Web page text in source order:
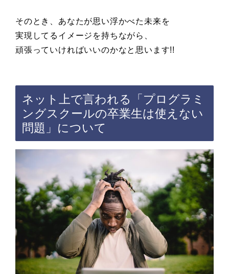
そのとき、あなたが思い浮かべた未来を
実現してるイメージを持ちながら、
頑張っていければいいのかなと思います!!
ネット上で言われる「プログラミ
ングスクールの卒業生は使えない
問題」について